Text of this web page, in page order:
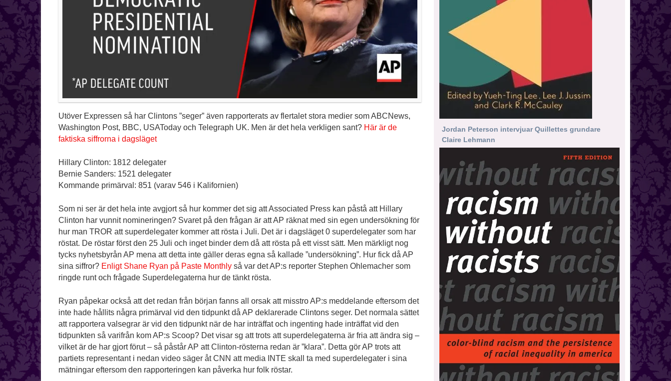
Utöver Expressen så har Clintons ”seger” även rapporterats av flertalet stora medier som ABCNews,
Washington Post, BBC, USAToday och Telegraph UK. Men är det hela verkligen sant? Här är de
faktiska siffrorna i dagsläget
Hillary Clinton: 1812 delegater
Bernie Sanders: 1521 delegater
Kommande primärval: 851 (varav 546 i Kalifornien)
Som ni ser är det hela inte avgjort så hur kommer det sig att Associated Press kan påstå att Hillary
Clinton har vunnit nomineringen? Svaret på den frågan är att AP räknat med sin egen undersökning för
hur man TROR att superdelegater kommer att rösta i Juli. Det är i dagsläget 0 superdelegater som har
röstat. De röstar först den 25 Juli och inget binder dem då att rösta på ett visst sätt. Men märkligt nog
tycks nyhetsbyrån AP mena att detta inte gäller deras egna så kallade ”undersökning”. Hur fick då AP
sina siffror? Enligt Shane Ryan på Paste Monthly så var det AP:s reporter Stephen Ohlemacher som
ringde runt och frågade Superdelegaterna hur de tänkt rösta.
Ryan påpekar också att det redan från början fanns all orsak att misstro AP:s meddelande eftersom det
inte hade hållits några primärval vid den tidpunkt då AP deklarerade Clintons seger. Det normala sättet
att rapportera valsegrar är vid den tidpunkt när de har inträffat och ingenting hade inträffat vid den
tidpunkten så varifrån kom AP:s Scoop? Det visar sg att trots att superdelegaterna är fria att ändra sig –
vilket är de har gjort förut – så påstår AP att Clinton-rösterna redan är ”klara”. Detta gör AP trots att
partiets representant i nedan video säger åt CNN att media INTE skall ta med superdelegater i sina
mätningar eftersom den rapporteringen kan påverka hur folk röstar.
Jordan Peterson intervjuar Quillettes grundare
Claire Lehmann